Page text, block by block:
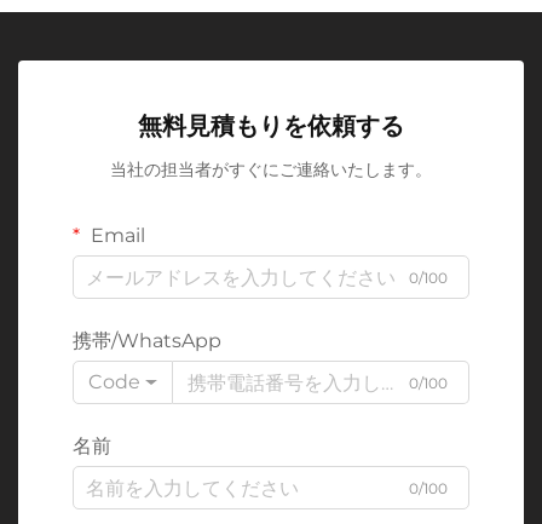
無料見積もりを依頼する
当社の担当者がすぐにご連絡いたします。
Email
0/100
携帯/WhatsApp
Code
0/100
名前
0/100